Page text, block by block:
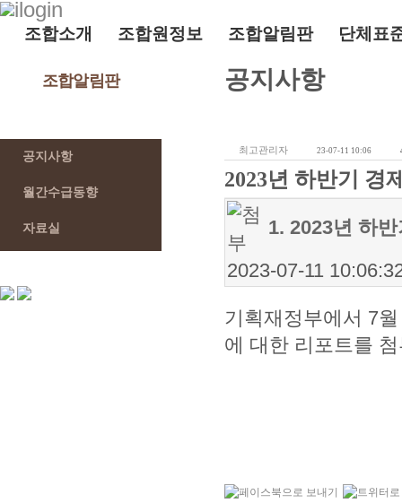
조합소개 조합원정보 조합알림판 단체표
조합알림판
공지사항
월간수급동향
자료실
공지사항
최고관리자 23-07-11 10:06
2023년 하반기 경
1. 2023년 하
2023-07-11
기획재정부에서 7
에 대한 리포트를